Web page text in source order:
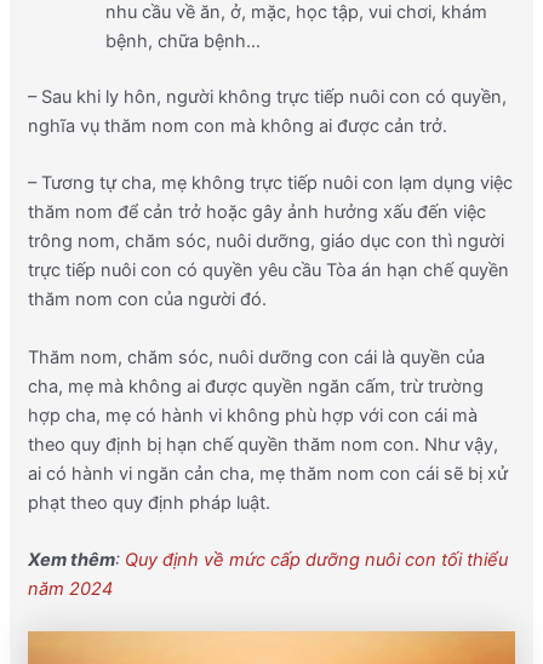
nhu cầu về ăn, ở, mặc, học tập, vui chơi, khám
bệnh, chữa bệnh…
– Sau khi ly hôn, người không trực tiếp nuôi con có quyền,
nghĩa vụ thăm nom con mà không ai được cản trở.
– Tương tự cha, mẹ không trực tiếp nuôi con lạm dụng việc
thăm nom để cản trở hoặc gây ảnh hưởng xấu đến việc
trông nom, chăm sóc, nuôi dưỡng, giáo dục con thì người
trực tiếp nuôi con có quyền yêu cầu Tòa án hạn chế quyền
thăm nom con của người đó.
Thăm nom, chăm sóc, nuôi dưỡng con cái là quyền của
cha, mẹ mà không ai được quyền ngăn cấm, trừ trường
hợp cha, mẹ có hành vi không phù hợp với con cái mà
theo quy định bị hạn chế quyền thăm nom con. Như vậy,
ai có hành vi ngăn cản cha, mẹ thăm nom con cái sẽ bị xử
phạt theo quy định pháp luật.
Xem thêm: Quy định về mức cấp dưỡng nuôi con tối thiểu
năm 2024